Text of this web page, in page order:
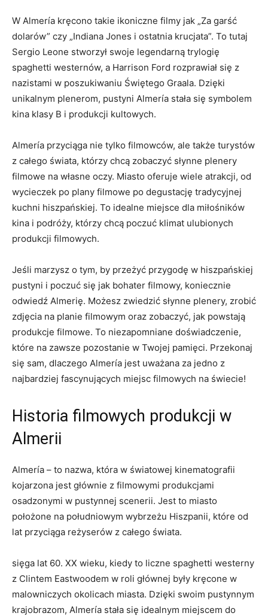
W⁣ Almería​ kręcono takie ikoniczne filmy jak „Za‌ garść
‌dolarów” czy „Indiana Jones i ‍ostatnia krucjata”. To tutaj
Sergio Leone stworzył swoje legendarną trylogię
spaghetti westernów, a Harrison Ford ‌rozprawiał się z
nazistami w poszukiwaniu Świętego ​Graala. Dzięki
unikalnym plenerom, pustyni Almería stała⁢ się⁤ symbolem
kina klasy B i produkcji kultowych.
Almería‌ przyciąga nie tylko filmowców, ⁣ale także turystów
z całego świata, którzy ⁤chcą zobaczyć słynne plenery
filmowe na własne oczy. Miasto oferuje wiele atrakcji, od
wycieczek po plany filmowe po degustację tradycyjnej
kuchni‍ hiszpańskiej. To idealne miejsce ‌dla miłośników
kina i podróży, którzy chcą ⁣poczuć klimat ulubionych
produkcji filmowych.
Jeśli marzysz o tym, by⁢ przeżyć przygodę w hiszpańskiej
pustyni i poczuć ⁢się jak bohater filmowy, koniecznie
odwiedź Almerię. Możesz ⁢zwiedzić słynne plenery, zrobić
zdjęcia na planie filmowym oraz zobaczyć, jak powstają
produkcje filmowe. To niezapomniane doświadczenie,
które na zawsze pozostanie w Twojej pamięci. Przekonaj
się sam, dlaczego‌ Almería jest uważana⁢ za jedno z
najbardziej fascynujących miejsc filmowych na świecie!
Historia filmowych ⁢produkcji w
Almerii
Almería – to nazwa, która w światowej kinematografii
kojarzona jest‍ głównie z filmowymi produkcjami
osadzonymi w pustynnej scenerii. Jest ‍to miasto⁤
położone na południowym wybrzeżu⁢ Hiszpanii, które od
lat przyciąga reżyserów z całego ⁢świata.
sięga lat 60. XX wieku, kiedy to liczne spaghetti westerny
z Clintem Eastwoodem ‌w roli głównej były⁢ kręcone⁣ w
malowniczych okolicach miasta. Dzięki swoim pustynnym
krajobrazom,⁣ Almería stała⁢ się idealnym miejscem do